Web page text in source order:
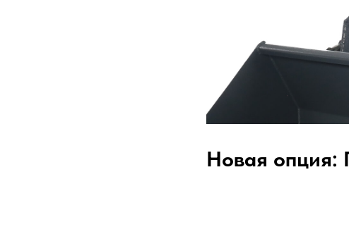
Новая опция: